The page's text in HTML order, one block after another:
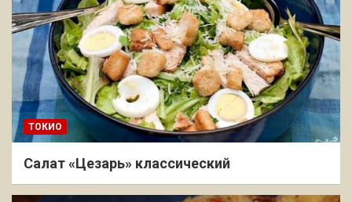
ТОКИО
Салат «Цезарь» классический